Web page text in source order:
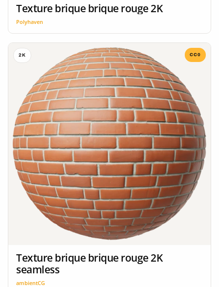
Texture brique brique rouge 2K
Polyhaven
2K CC0
Texture brique brique rouge 2K
seamless
ambientCG